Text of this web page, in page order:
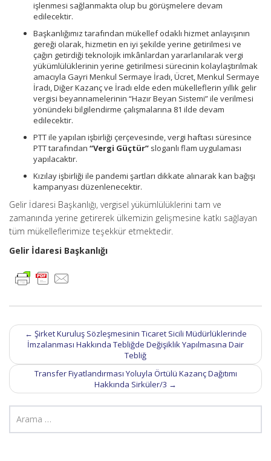
işlenmesi sağlanmakta olup bu görüşmelere devam
edilecektir.
Başkanlığımız tarafından mükellef odaklı hizmet anlayışının
gereği olarak, hizmetin en iyi şekilde yerine getirilmesi ve
çağın getirdiği teknolojik imkânlardan yararlanılarak vergi
yükümlülüklerinin yerine getirilmesi sürecinin kolaylaştırılmak
amacıyla Gayri Menkul Sermaye İradı, Ücret, Menkul Sermaye
İradı, Diğer Kazanç ve İradı elde eden mükelleflerin yıllık gelir
vergisi beyannamelerinin “Hazır Beyan Sistemi” ile verilmesi
yönündeki bilgilendirme çalışmalarına 81 ilde devam
edilecektir.
PTT ile yapılan işbirliği çerçevesinde, vergi haftası süresince
PTT tarafından “Vergi Güçtür” sloganlı flam uygulaması
yapılacaktır.
Kızılay işbirliği ile pandemi şartları dikkate alınarak kan bağışı
kampanyası düzenlenecektir.
Gelir İdaresi Başkanlığı, vergisel yükümlülüklerini tam ve
zamanında yerine getirerek ülkemizin gelişmesine katkı sağlayan
tüm mükelleflerimize teşekkür etmektedir.
Gelir İdaresi Başkanlığı
Post
navigation
← Şirket Kuruluş Sözleşmesinin Ticaret Sicili Müdürlüklerinde
İmzalanması Hakkında Tebliğde Değişiklik Yapılmasına Dair
Tebliğ
Transfer Fiyatlandırması Yoluyla Örtülü Kazanç Dağıtımı
Hakkında Sirküler/3 →